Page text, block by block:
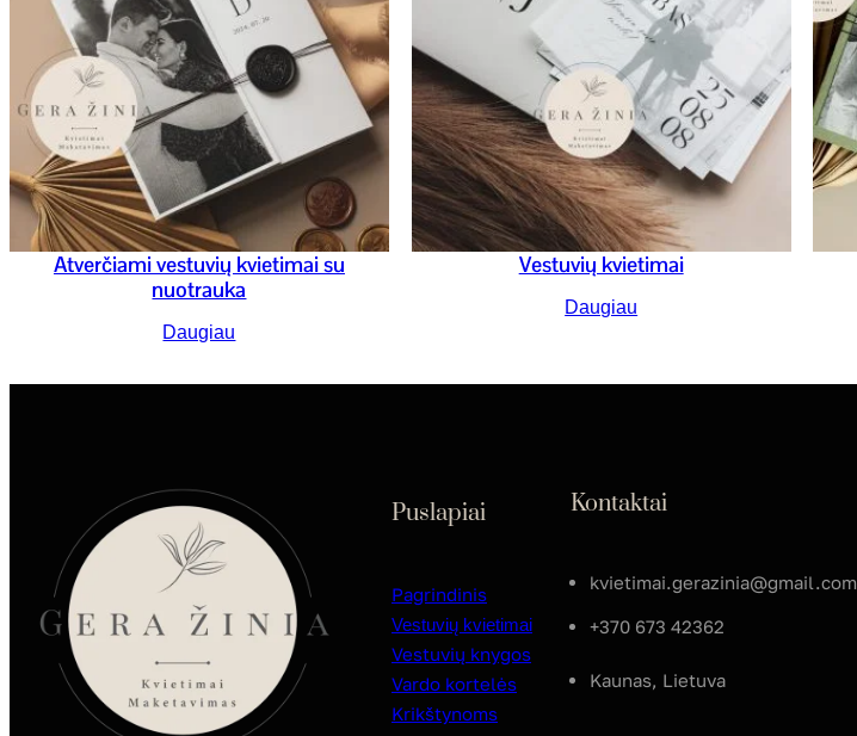
Atverčiami vestuvių kvietimai su
nuotrauka
Daugiau
Vestuvių kvietimai
Daugiau
Puslapiai
Pagrindinis
Vestuvių kvietimai
Vestuvių knygos
Vardo kortelės
Krikštynoms
Kontaktai
kvietimai.gerazinia@gmail.com
+370 673 42362
Kaunas, Lietuva